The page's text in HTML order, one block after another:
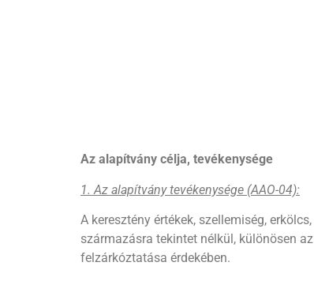
Az alapítvány célja, tevékenysége
1. Az alapítvány tevékenysége (AAO-04):
A keresztény értékek, szellemiség,
származásra tekintet nélkül, különösen
felzárkóztatása érdekében.